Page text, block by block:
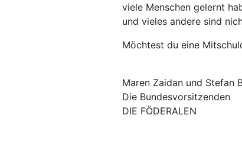
viele Menschen gelernt
und vieles andere sind
Möchtest du eine
Maren Zaidan und Stefan
Die Bundesvorsitzenden
DIE FÖDERALEN